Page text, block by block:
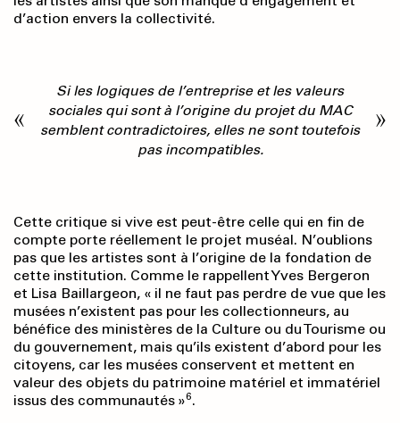
d’action envers la collectivité.
Si les logiques de l’entreprise et les valeurs
sociales qui sont à l’origine du projet du MAC
semblent contradictoires, elles ne sont toutefois
pas incompatibles.
Cette critique si vive est peut-être celle qui en fin de
compte porte réellement le projet muséal. N’oublions
pas que les artistes sont à l’origine de la fondation de
cette institution. Comme le rappellent Yves Bergeron
et Lisa Baillargeon, « il ne faut pas perdre de vue que les
musées n’existent pas pour les collectionneurs, au
bénéfice des ministères de la Culture ou du Tourisme ou
du gouvernement, mais qu’ils existent d’abord pour les
citoyens, car les musées conservent et mettent en
valeur des objets du patrimoine matériel et immatériel
issus des communautés »6.